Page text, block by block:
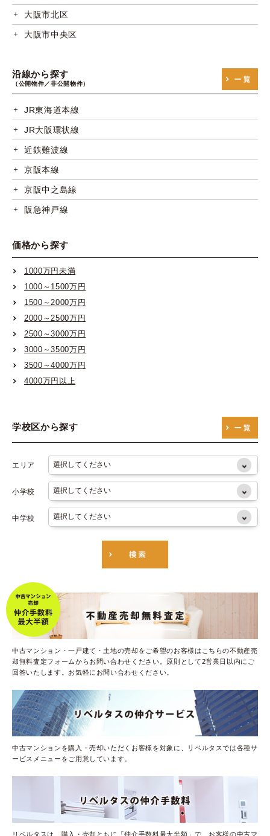
大阪市北区
大阪市中央区
沿線から探す
（公開物件／非公開物件）
JR東海道本線
JR大阪環状線
近鉄難波線
京阪本線
京阪中之島線
阪急神戸線
阪急京都線
阪神本線
阪神なんば線
大阪市営御堂筋線
大阪市営谷町線
大阪市営四つ橋線
大阪市営中央線
大阪市営長堀鶴見緑地線
価格から探す
1000万円未満
1000～1500万円
1500～2000万円
2000～2500万円
2500～3000万円
3000～3500万円
3500～4000万円
4000万円以上
学校区から探す
エリア
小学校
中学校
中古マンション・一戸建て・土地の売却をご希望のお客様はこちらの不動産売
却無料査定フォームからお問い合わせください。原則として2営業日以内にご
回答いたします。お気軽にお問い合わせください。
中古マンションを購入・売却いただくお客様を対象に、リベルタスでは各種サ
ービスメニューをご用意しています。
リベルタスは、購入・売却ともに「仲介手数料最大半額」で、お客様の中古マ